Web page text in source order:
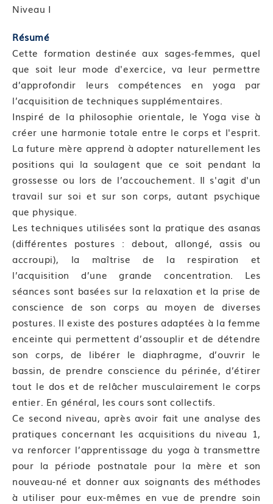
Niveau I
Résumé
Cette formation destinée aux sages-femmes, quel
que soit leur mode d'exercice, va leur permettre
d’approfondir leurs compétences en yoga par
l’acquisition de techniques supplémentaires.
Inspiré de la philosophie orientale, le Yoga vise à
créer une harmonie totale entre le corps et l'esprit.
La future mère apprend à adopter naturellement les
positions qui la soulagent que ce soit pendant la
grossesse ou lors de l’accouchement. Il s'agit d'un
travail sur soi et sur son corps, autant psychique
que physique.
Les techniques utilisées sont la pratique des asanas
(différentes postures : debout, allongé, assis ou
accroupi), la maîtrise de la respiration et
l’acquisition d’une grande concentration. Les
séances sont basées sur la relaxation et la prise de
conscience de son corps au moyen de diverses
postures. Il existe des postures adaptées à la femme
enceinte qui permettent d’assouplir et de détendre
son corps, de libérer le diaphragme, d’ouvrir le
bassin, de prendre conscience du périnée, d’étirer
tout le dos et de relâcher musculairement le corps
entier. En général, les cours sont collectifs.
Ce second niveau, après avoir fait une analyse des
pratiques concernant les acquisitions du niveau 1,
va renforcer l’apprentissage du yoga à transmettre
pour la période postnatale pour la mère et son
nouveau-né et donner aux soignants des méthodes
à utiliser pour eux-mêmes en vue de prendre soin